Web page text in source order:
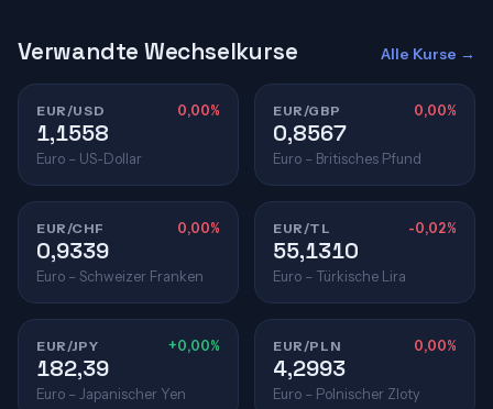
Verwandte Wechselkurse Alle Kurse →
EUR/USD 0,00%
1,1558
Euro – US-Dollar
EUR/GBP 0,00%
0,8567
Euro – Britisches Pfund
EUR/CHF 0,00%
0,9339
Euro – Schweizer Franken
EUR/TL -0,02%
55,1310
Euro – Türkische Lira
EUR/JPY +0,00%
182,39
Euro – Japanischer Yen
EUR/PLN 0,00%
4,2993
Euro – Polnischer Zloty